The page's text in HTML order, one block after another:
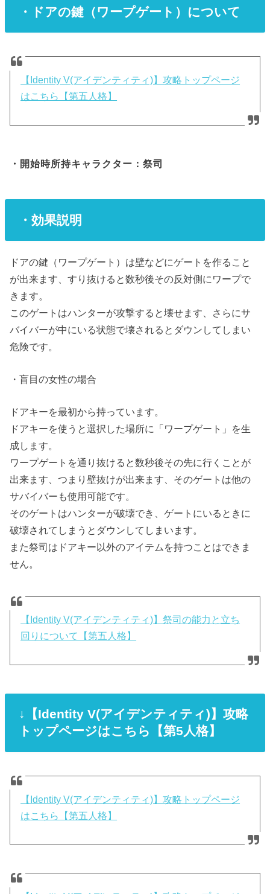
・ドアの鍵（ワープゲート）について
【Identity V(アイデンティティ)】攻略トップページ
はこちら【第五人格】
・開始時所持キャラクター：祭司
・効果説明
ドアの鍵（ワープゲート）は壁などにゲートを作ること
が出来ます、すり抜けると数秒後その反対側にワープで
きます。
このゲートはハンターが攻撃すると壊せます、さらにサ
バイバーが中にいる状態で壊されるとダウンしてしまい
危険です。
・盲目の女性の場合
ドアキーを最初から持っています。
ドアキーを使うと選択した場所に「ワープゲート」を生
成します。
ワープゲートを通り抜けると数秒後その先に行くことが
出来ます、つまり壁抜けが出来ます、そのゲートは他の
サバイバーも使用可能です。
そのゲートはハンターが破壊でき、ゲートにいるときに
破壊されてしまうとダウンしてしまいます。
また祭司はドアキー以外のアイテムを持つことはできま
せん。
【Identity V(アイデンティティ)】祭司の能力と立ち
回りについて【第五人格】
↓【Identity V(アイデンティティ)】攻略
トップページはこちら【第5人格】
【Identity V(アイデンティティ)】攻略トップページ
はこちら【第五人格】